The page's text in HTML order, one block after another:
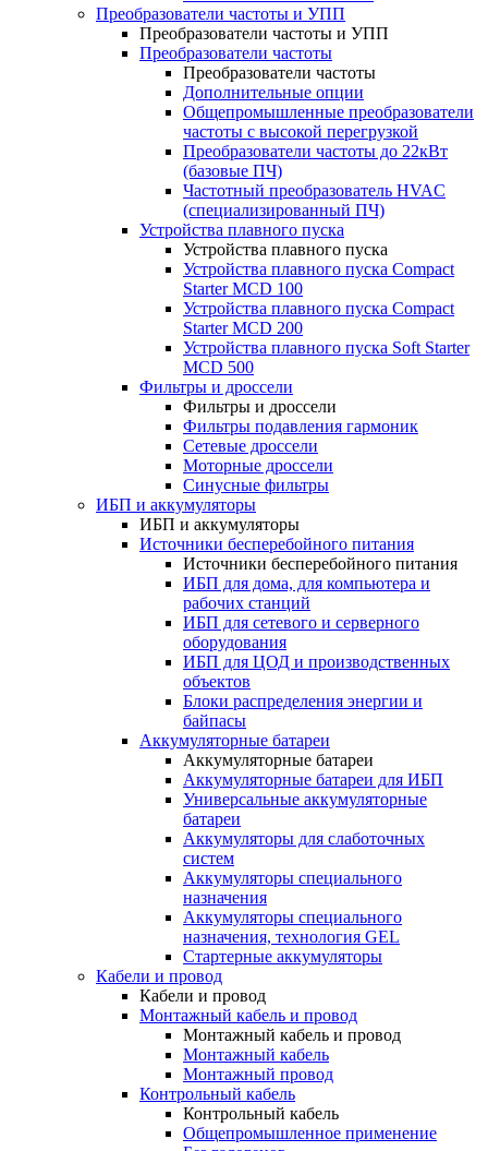
Преобразователи частоты и УПП
Преобразователи частоты и УПП
Преобразователи частоты
Преобразователи частоты
Дополнительные опции
Общепромышленные преобразователи
частоты с высокой перегрузкой
Преобразователи частоты до 22кВт
(базовые ПЧ)
Частотный преобразователь HVAC
(специализированный ПЧ)
Устройства плавного пуска
Устройства плавного пуска
Устройства плавного пуска Compact
Starter MCD 100
Устройства плавного пуска Compact
Starter MCD 200
Устройства плавного пуска Soft Starter
MCD 500
Фильтры и дроссели
Фильтры и дроссели
Фильтры подавления гармоник
Сетевые дроссели
Моторные дроссели
Синусные фильтры
ИБП и аккумуляторы
ИБП и аккумуляторы
Источники бесперебойного питания
Источники бесперебойного питания
ИБП для дома, для компьютера и
рабочих станций
ИБП для сетевого и серверного
оборудования
ИБП для ЦОД и производственных
объектов
Блоки распределения энергии и
байпасы
Аккумуляторные батареи
Аккумуляторные батареи
Аккумуляторные батареи для ИБП
Универсальные аккумуляторные
батареи
Аккумуляторы для слаботочных
систем
Аккумуляторы специального
назначения
Аккумуляторы специального
назначения, технология GEL
Стартерные аккумуляторы
Кабели и провод
Кабели и провод
Монтажный кабель и провод
Монтажный кабель и провод
Монтажный кабель
Монтажный провод
Контрольный кабель
Контрольный кабель
Общепромышленное применение